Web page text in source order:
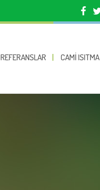
REFERANSLAR CAMI ISITMA